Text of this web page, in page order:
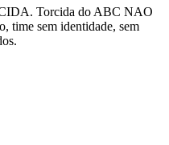
Torcida do ABC NAO
time sem identidade, sem